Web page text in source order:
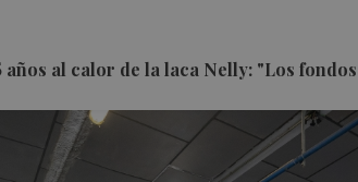
al calor de la laca Nelly: "Los